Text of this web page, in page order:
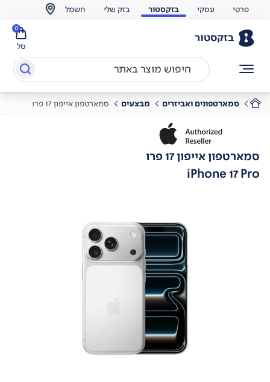
פרטי עסקי בזקסטור בזק שלי חשמל
בזקסטור
סל
0
סמארטפונים ואביזרים מבצעים סמארטפון אייפון 17 פרו
סמארטפון אייפון 17 פרו
iPhone 17 Pro